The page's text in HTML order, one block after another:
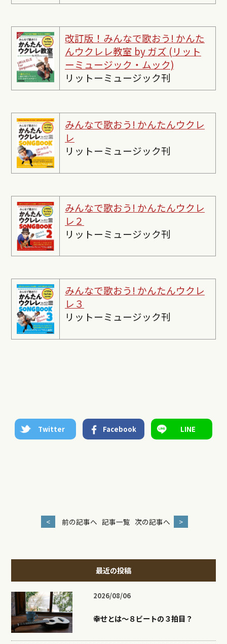
改訂版！みんなで歌おう! かんた
んウクレレ教室 by ガズ (リット
ーミュージック・ムック)
リットーミュージック刊
みんなで歌おう! かんたんウクレ
レ
リットーミュージック刊
みんなで歌おう! かんたんウクレ
レ２
リットーミュージック刊
みんなで歌おう! かんたんウクレ
レ３
リットーミュージック刊
Twitter Facebook LINE
< 前の記事へ 記事一覧 次の記事へ >
最近の投稿
2026/08/06
幸せとは〜８ビートの３拍目？